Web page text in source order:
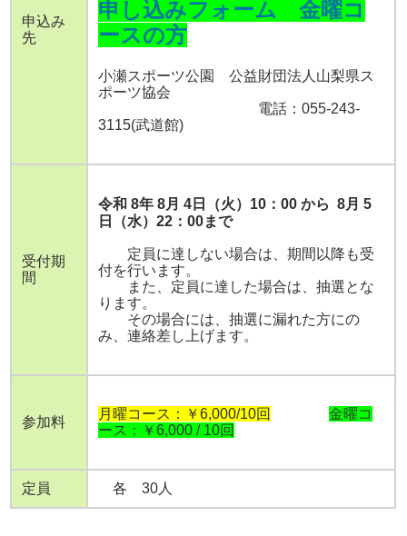
申込み
先
申し込みフォーム 金曜コ
ースの方
小瀬スポーツ公園 公益財団法人山梨県ス
ポーツ協会
電話：055-243-
3115(武道館)
受付期
間
令和 8年 8月 4日（火）10：00 から 8月 5
日（水）22：00まで
定員に達しない場合は、期間以降も受
付を行います。
また、定員に達した場合は、抽選とな
ります。
その場合には、抽選に漏れた方にの
み、連絡差し上げます。
参加料
月曜コース：￥6,000/10回
金曜コ
ース：￥6,000 / 10回
定員 各 30人